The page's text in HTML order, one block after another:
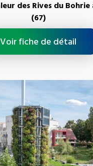
des Rives du
(67)
Voir fiche de détail